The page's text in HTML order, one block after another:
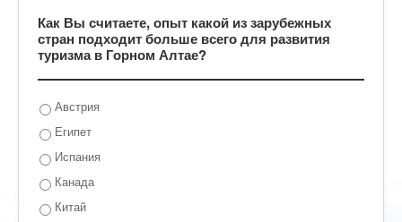
Как Вы считаете, опыт какой из зарубежных
стран подходит больше всего для развития
туризма в Горном Алтае?
Австрия
Египет
Испания
Канада
Китай